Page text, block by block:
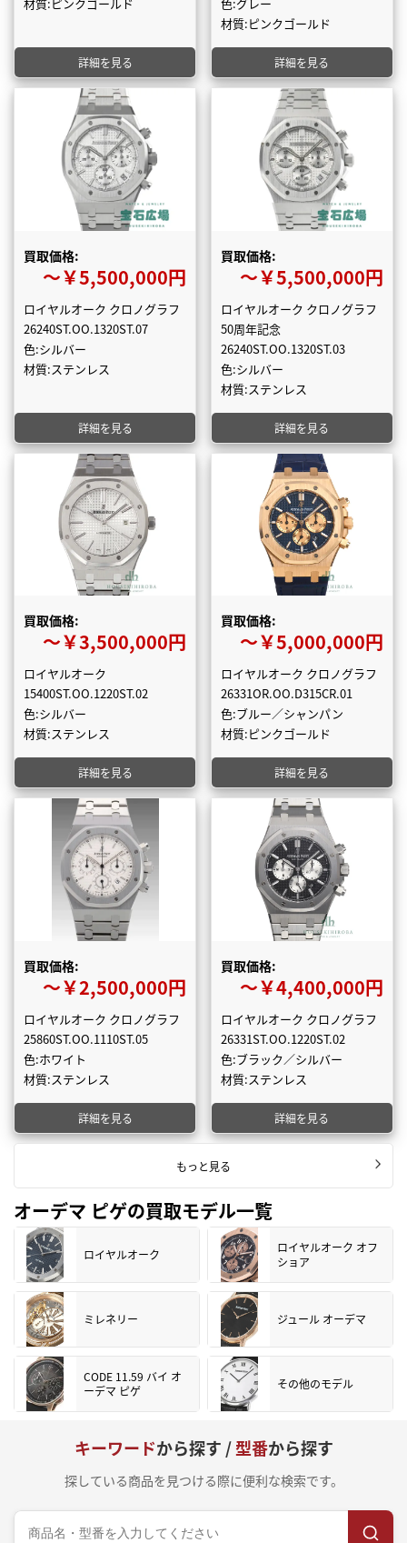
詳細を見る
材質:ピンクゴールド
詳細を見る
買取価格:
〜￥5,500,000円
ロイヤルオーク クロノグラフ
26240ST.OO.1320ST.07
色:シルバー
材質:ステンレス
詳細を見る
買取価格:
〜￥5,500,000円
ロイヤルオーク クロノグラフ
50周年記念
26240ST.OO.1320ST.03
色:シルバー
材質:ステンレス
詳細を見る
買取価格:
〜￥3,500,000円
ロイヤルオーク
15400ST.OO.1220ST.02
色:シルバー
材質:ステンレス
詳細を見る
買取価格:
〜￥5,000,000円
ロイヤルオーク クロノグラフ
26331OR.OO.D315CR.01
色:ブルー／シャンパン
材質:ピンクゴールド
詳細を見る
買取価格:
〜￥2,500,000円
ロイヤルオーク クロノグラフ
25860ST.OO.1110ST.05
色:ホワイト
材質:ステンレス
詳細を見る
買取価格:
〜￥4,400,000円
ロイヤルオーク クロノグラフ
26331ST.OO.1220ST.02
色:ブラック／シルバー
材質:ステンレス
詳細を見る
もっと見る
オーデマ ピゲの買取モデル一覧
ロイヤルオーク
ロイヤルオーク オフ
ショア
ミレネリー ジュール オーデマ
CODE 11.59 バイ オ
ーデマ ピゲ
その他のモデル
キーワードから探す /型番から探す
探している商品を見つける際に便利な検索です。